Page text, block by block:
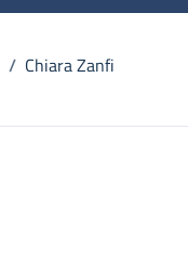
/ Chiara Zanfi